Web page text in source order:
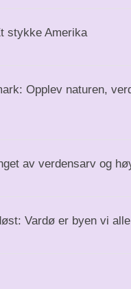
stykke Amerika
Opplev naturen,
av verdensarv og
Vardø er byen vi